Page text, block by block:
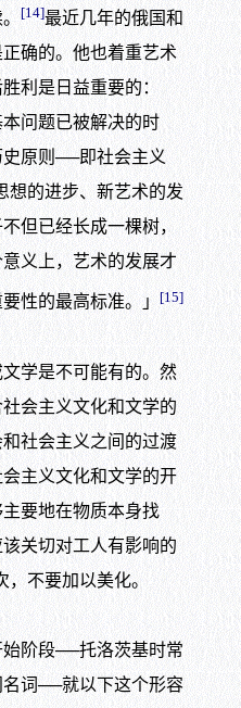
[14]最近几年的俄国和
确的。他也着重艺术
利是日益重要的：
本问题已被解决的时
原则──即社会主义
的进步、新艺术的发
但已经长成一棵树，
义上，艺术的发展才
性的最高标准。」 [15]
学是不可能有的。然
会主义文化和文学的
社会主义之间的过渡
主义文化和文学的开
要地在物质本身找
关切对工人有影响的
不要加以美化。
阶段──托洛茨基时常
词──就以下这个形容